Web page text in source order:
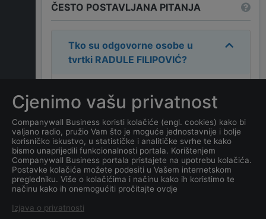
ČESTO POSTAVLJANA PITANJA
Tko su odgovorne osobe u
tvrtki RADULE FILIPOVIĆ?
RADULE FILIPOVIĆ .
Koja je adresa tvrtke
RADULE FILIPOVIĆ?
Koji je datum osnivanja
tvrtkeRADULE FILIPOVIĆ
Cjenimo vašu privatnost
Companywall Business koristi kolačiće (engl. cookies) kako bi
valjano radio, pružio Vam što je moguće jednostavnije i bolje
korisničko iskustvo, u statističke i analitičke svrhe te kako
bismo unaprijedili funkcionalnosti portala. Korištenjem
Companywall Business portala pristajete na upotrebu kolačića.
Postavke kolačića možete podesiti u Vašem internetskom
pregledniku. Više o kolačićima i načinu kako ih koristimo te
načinu kako ih onemogućiti pročitajte ovdje
Izjava o privatnosti